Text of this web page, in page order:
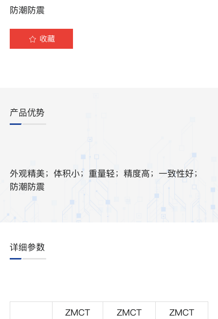
防潮防震
收藏
产品优势
外观精美；体积小；重量轻；精度高；一致性好；
防潮防震
详细参数
ZMCT ZMCT ZMCT